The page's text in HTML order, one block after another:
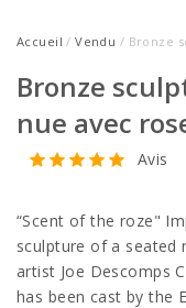
Accueil /Vendu / Bronze
Bronze
nue avec
Avis
“Scent of the roze"
sculpture of a seated
artist Joe Descomps
has been cast by the